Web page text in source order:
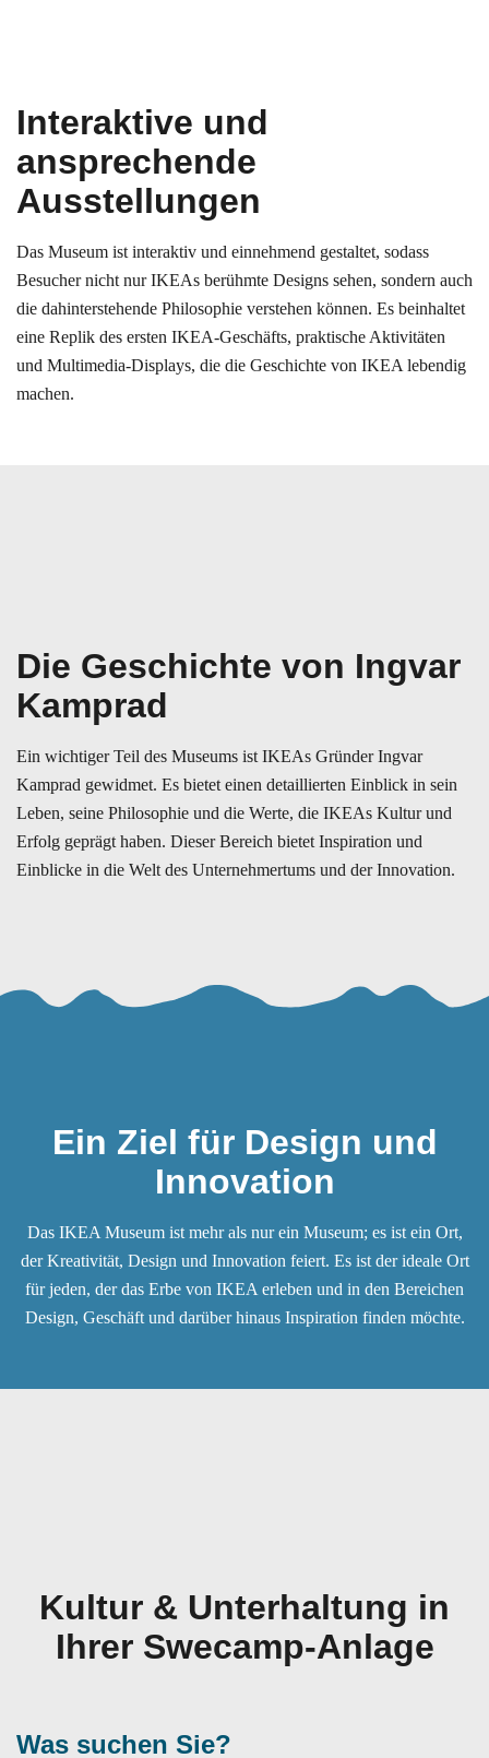
Interaktive und
ansprechende
Ausstellungen
Das Museum ist interaktiv und einnehmend gestaltet, sodass
Besucher nicht nur IKEAs berühmte Designs sehen, sondern auch
die dahinterstehende Philosophie verstehen können. Es beinhaltet
eine Replik des ersten IKEA-Geschäfts, praktische Aktivitäten
und Multimedia-Displays, die die Geschichte von IKEA lebendig
machen.
Die Geschichte von Ingvar
Kamprad
Ein wichtiger Teil des Museums ist IKEAs Gründer Ingvar
Kamprad gewidmet. Es bietet einen detaillierten Einblick in sein
Leben, seine Philosophie und die Werte, die IKEAs Kultur und
Erfolg geprägt haben. Dieser Bereich bietet Inspiration und
Einblicke in die Welt des Unternehmertums und der Innovation.
Ein Ziel für Design und
Innovation
Das IKEA Museum ist mehr als nur ein Museum; es ist ein Ort,
der Kreativität, Design und Innovation feiert. Es ist der ideale Ort
für jeden, der das Erbe von IKEA erleben und in den Bereichen
Design, Geschäft und darüber hinaus Inspiration finden möchte.
Kultur & Unterhaltung in
Ihrer Swecamp-Anlage
Was suchen Sie?